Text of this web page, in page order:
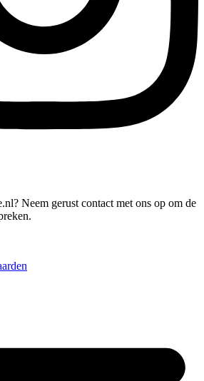
Neem gerust contact met ons op om de